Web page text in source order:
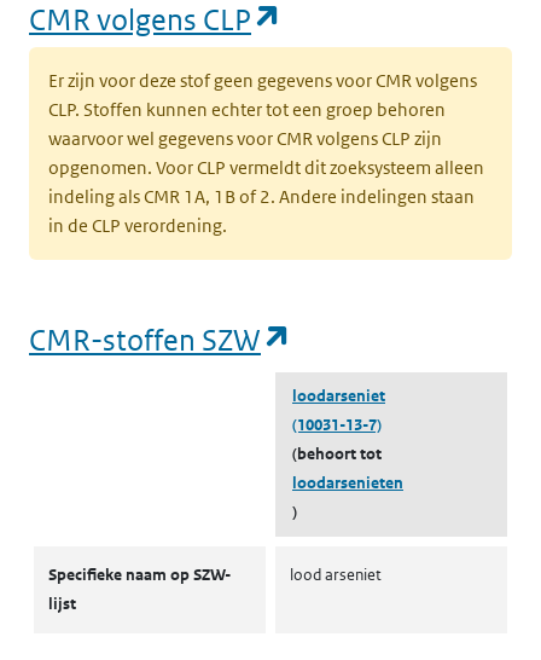
CMR volgens CLP
Er zijn voor deze stof geen gegevens voor CMR volgens
CLP. Stoffen kunnen echter tot een groep behoren
waarvoor wel gegevens voor CMR volgens CLP zijn
opgenomen. Voor CLP vermeldt dit zoeksysteem alleen
indeling als CMR 1A, 1B of 2. Andere indelingen staan
in de CLP verordening.
CMR-stoffen SZW
loodarseniet
(10031-13-7)
(behoort tot
loodarsenieten
)
Specifieke naam op SZW-
lijst
lood arseniet